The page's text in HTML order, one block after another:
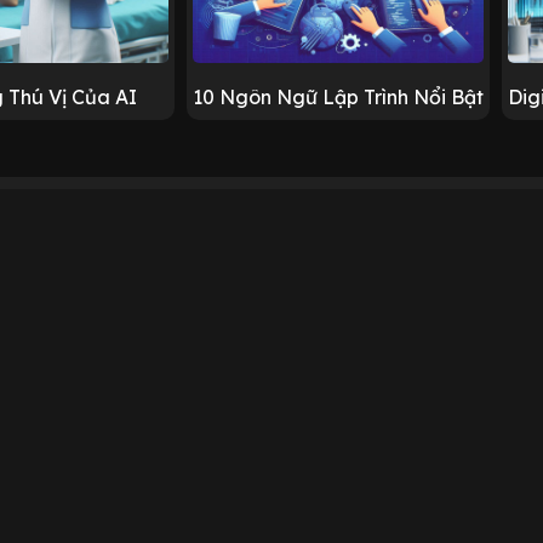
Thú Vị Của AI 10 Ngôn Ngữ Lập Trình Nổi Bật